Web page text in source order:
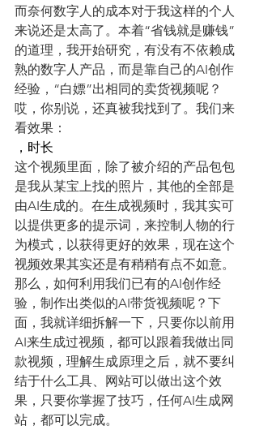
而奈何数字人的成本对于我这样的个人
来说还是太高了。本着“省钱就是赚钱”
的道理，我开始研究，有没有不依赖成
熟的数字人产品，而是靠自己的AI创作
经验，“白嫖”出相同的卖货视频呢？
哎，你别说，还真被我找到了。我们来
看效果：
，时长
这个视频里面，除了被介绍的产品包包
是我从某宝上找的照片，其他的全部是
由AI生成的。在生成视频时，我其实可
以提供更多的提示词，来控制人物的行
为模式，以获得更好的效果，现在这个
视频效果其实还是有稍稍有点不如意。
那么，如何利用我们已有的AI创作经
验，制作出类似的AI带货视频呢？下
面，我就详细拆解一下，只要你以前用
AI来生成过视频，都可以跟着我做出同
款视频，理解生成原理之后，就不要纠
结于什么工具、网站可以做出这个效
果，只要你掌握了技巧，任何AI生成网
站，都可以完成。